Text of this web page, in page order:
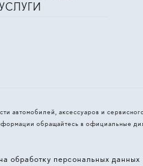
автомобилей, аксессуаров и
обращайтесь в официальные
обработку персональных данных